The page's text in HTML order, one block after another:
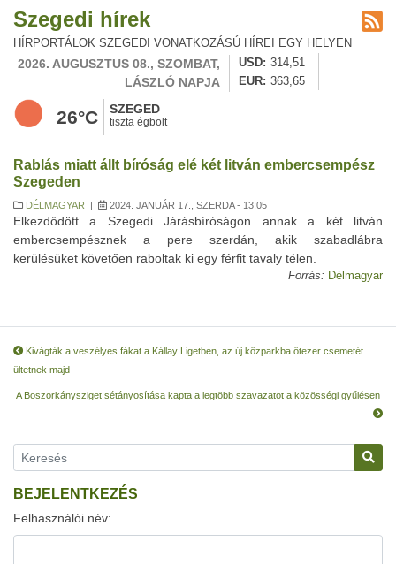
Szegedi hírek
HÍRPORTÁLOK SZEGEDI VONATKOZÁSÚ HÍREI EGY HELYEN
2026. AUGUSZTUS 08., SZOMBAT,
LÁSZLÓ NAPJA
USD
314,51
EUR
363,65
26°C SZEGED
tiszta égbolt
Rablás miatt állt bíróság elé két litván embercsempész
Szegeden
DÉLMAGYAR | 2024. JANUÁR 17., SZERDA - 13:05
Elkezdődött a Szegedi Járásbíróságon annak a két litván
embercsempésznek a pere szerdán, akik szabadlábra
kerülésüket követően raboltak ki egy férfit tavaly télen.
Forrás: Délmagyar
Kivágták a veszélyes fákat a Kállay Ligetben, az új közparkba ötezer csemetét
ültetnek majd
A Boszorkánysziget sétányosítása kapta a legtöbb szavazatot a közösségi gyűlésen
BEJELENTKEZÉS
Felhasználói név: